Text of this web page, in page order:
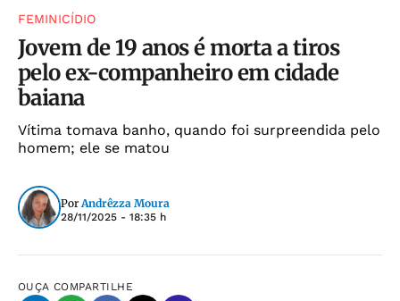
FEMINICÍDIO
Jovem de 19 anos é morta a tiros
pelo ex-companheiro em cidade
baiana
Vítima tomava banho, quando foi surpreendida pelo
homem; ele se matou
Por Andrêzza Moura
28/11/2025 - 18:35 h
OUÇA COMPARTILHE